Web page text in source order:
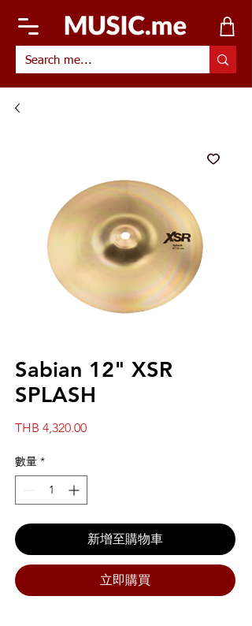
Sabian 12" XSR
SPLASH
THB 4,320.00價
數量 *
新增至購物車
立即購買